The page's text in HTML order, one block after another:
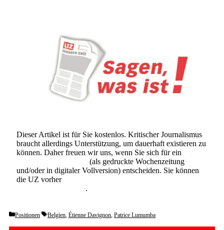
Dieser Artikel ist für Sie kostenlos. Kritischer Journalismus
braucht allerdings Unterstützung, um dauerhaft existieren zu
können. Daher freuen wir uns, wenn Sie sich für ein
(als gedruckte Wochenzeitung
und/oder in digitaler Vollversion) entscheiden. Sie können
die UZ vorher
.
Categories
Positionen Tags
Belgien, Étienne Davignon, Patrice Lumumba